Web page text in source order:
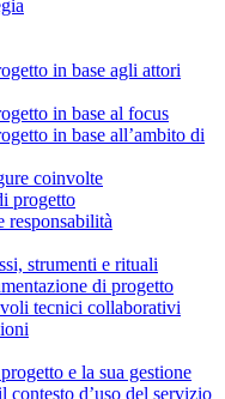
in base agli attori
in base al focus
in base all’ambito di
coinvolte
progetto
strumenti e rituali
di progetto
tecnici collaborativi
e la sua gestione
contesto d’uso del servizio